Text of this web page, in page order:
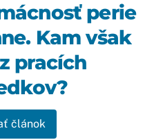
perie
Kam však
pracích
článok